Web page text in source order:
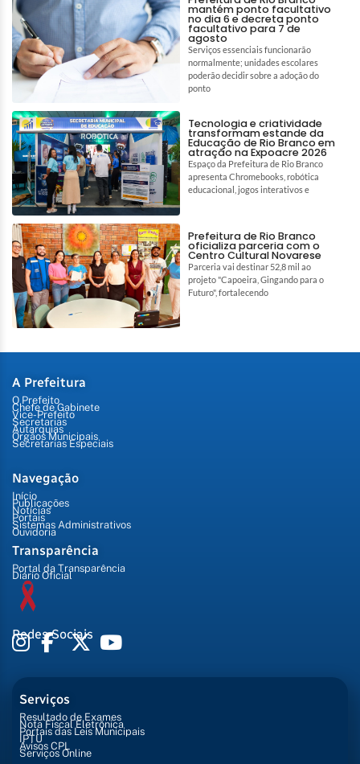
mantém ponto facultativo
no dia 6 e decreta ponto
facultativo para 7 de
agosto
Serviços essenciais funcionarão
normalmente; unidades escolares
poderão decidir sobre a adoção do
ponto
Tecnologia e criatividade
transformam estande da
Educação de Rio Branco em
atração na Expoacre 2026
Espaço da Prefeitura de Rio Branco
apresenta Chromebooks, robótica
educacional, jogos interativos e
Prefeitura de Rio Branco
oficializa parceria com o
Centro Cultural Novarese
Parceria vai destinar 52,8 mil ao
projeto "Capoeira, Gingando para o
Futuro", fortalecendo
A Prefeitura
O Prefeito
Chefe de Gabinete
Vice-Prefeito
Secretarias
Autarquias
Órgãos Municipais
Secretarias Especiais
Navegação
Início
Publicações
Notícias
Portais
Sistemas Administrativos
Ouvidoria
Transparência
Portal da Transparência
Diário Oficial
Redes Sociais
Serviços
Resultado de Exames
Nota Fiscal Eletrônica
Portais das Leis Municipais
IPTU
Avisos CPL
Serviços Online